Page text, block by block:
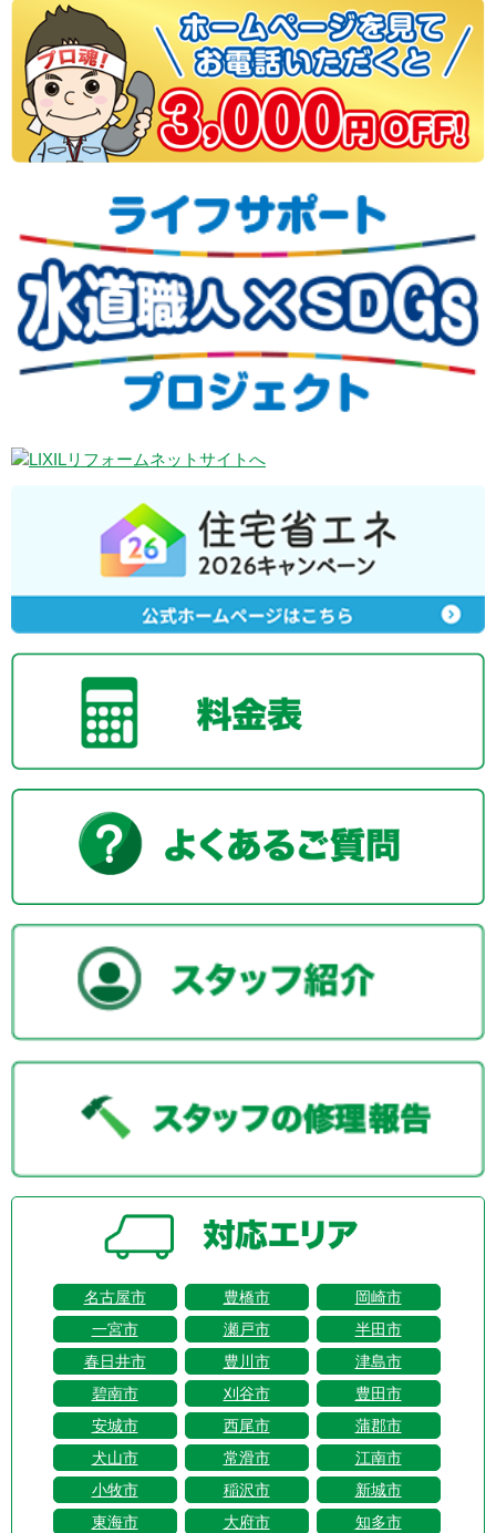
名古屋市 豊橋市
岡崎市
一宮市
瀬戸市
半田市
春日井市
豊川市
津島市
碧南市
刈谷市
豊田市
安城市
西尾市
蒲郡市
犬山市
常滑市
江南市
小牧市
稲沢市
新城市
東海市
大府市
知多市